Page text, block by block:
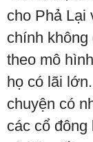
cho Phả Lại
chính không
theo mô
họ có lãi
chuyện có
các cổ